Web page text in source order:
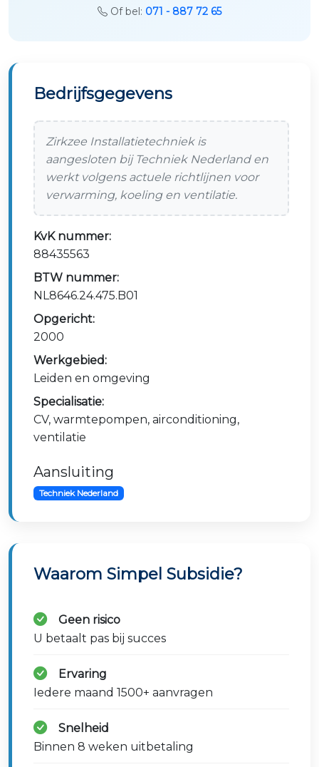
Of bel: 071 - 887 72 65
Bedrijfsgegevens
Zirkzee Installatietechniek is
aangesloten bij Techniek Nederland en
werkt volgens actuele richtlijnen voor
verwarming, koeling en ventilatie.
KvK nummer:
88435563
BTW nummer:
NL8646.24.475.B01
Opgericht:
2000
Werkgebied:
Leiden en omgeving
Specialisatie:
CV, warmtepompen, airconditioning,
ventilatie
Aansluiting
Techniek Nederland
Waarom Simpel Subsidie?
Geen risico
U betaalt pas bij succes
Ervaring
Iedere maand 1500+ aanvragen
Snelheid
Binnen 8 weken uitbetaling